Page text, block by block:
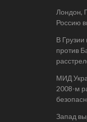
Лондон,
Россию
В Грузии
против
МИД
2008-м
Запад